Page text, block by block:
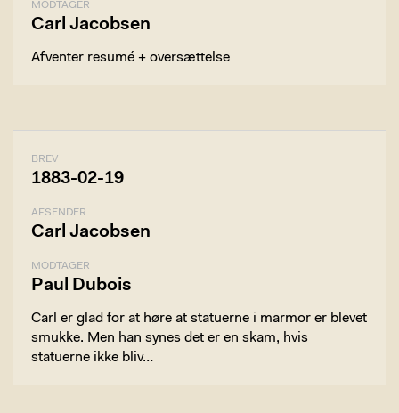
MODTAGER
Carl Jacobsen
Afventer resumé + oversættelse
BREV
1883-02-19
AFSENDER
Carl Jacobsen
MODTAGER
Paul Dubois
Carl er glad for at høre at statuerne i marmor er blevet
smukke. Men han synes det er en skam, hvis
statuerne ikke bliv…